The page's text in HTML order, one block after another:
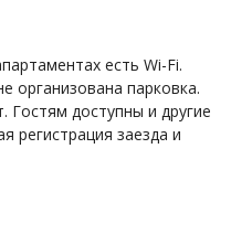
есть Wi-Fi.
организована парковка.
Гостям доступны и другие
регистрация заезда и